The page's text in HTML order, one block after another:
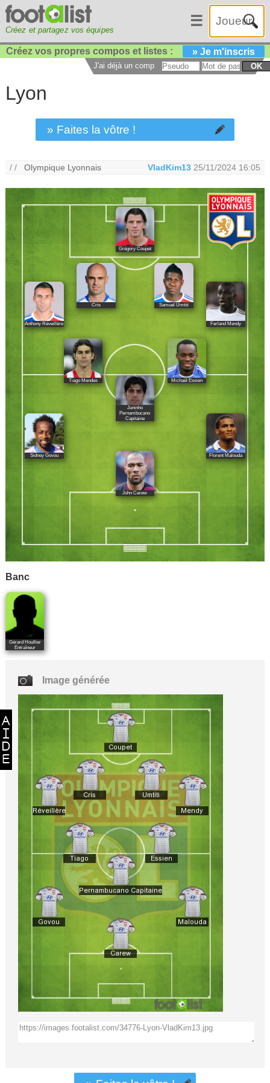
Créez et partagez vos équipes
☰
Créez vos propres compos et listes : » Je m'inscris
J'ai déjà un compte : OK
Lyon
» Faites la vôtre !
/ /Olympique Lyonnais VladKim13 25/11/2024 16:05
Grégory Coupet
Anthony Réveillère
Cris Samuel Umtiti
Ferland Mendy
Tiago Mendes Michaël Essien
Juninho
Pernambucano
Capitaine
Florent Malouda
Sidney Govou
John Carew
Banc
Gérard Houllier
Entraîneur
Image générée